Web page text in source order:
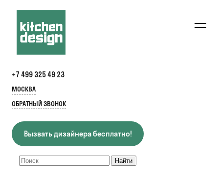
+7 499 325 49 23
МОСКВА
ОБРАТНЫЙ ЗВОНОК
Вызвать дизайнера бесплатно!